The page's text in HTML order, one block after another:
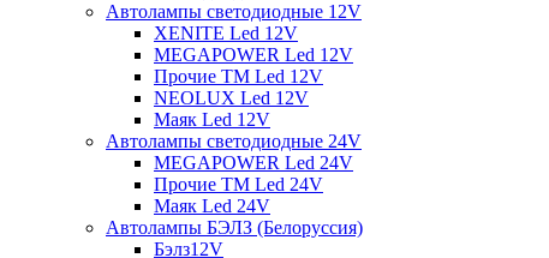
Автолампы светодиодные 12V
XENITE Led 12V
MEGAPOWER Led 12V
Прочие ТМ Led 12V
NEOLUX Led 12V
Маяк Led 12V
Автолампы светодиодные 24V
MEGAPOWER Led 24V
Прочие ТМ Led 24V
Маяк Led 24V
Автолампы БЭЛЗ (Белоруссия)
Бэлз12V